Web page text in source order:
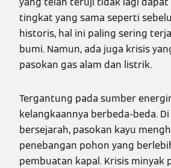
tingkat yang sama seperti
historis, hal ini paling sering
bumi. Namun, ada juga krisis
pasokan gas alam dan listrik.
Tergantung pada sumber
kelangkaannya berbeda-beda.
bersejarah, pasokan kayu
penebangan pohon yang
pembuatan kapal. Krisis minyak